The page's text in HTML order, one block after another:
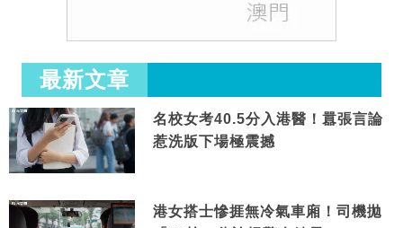
最新文章
名校女考40.5分入港醫！囂張言論
惹洗版下場極震撼
港女搭士慘捱無冷氣車廂！司機拋